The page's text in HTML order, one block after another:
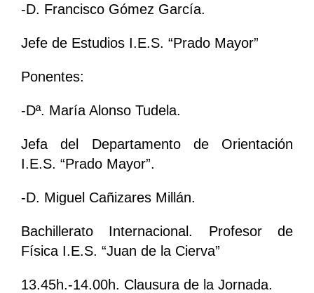
-D. Francisco Gómez García.
Jefe de Estudios I.E.S. “Prado Mayor”
Ponentes:
-Dª. María Alonso Tudela.
Jefa del Departamento de Orientación
I.E.S. “Prado Mayor”.
-D. Miguel Cañizares Millán.
Bachillerato Internacional. Profesor de
Física I.E.S. “Juan de la Cierva”
13.45h.-14.00h. Clausura de la Jornada.